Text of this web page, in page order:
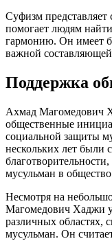
Суфизм
помогает людям
гармонию. Он имеет
важной
Поддержка
Ахмад Магомедович
общественные
социальной защиты
нескольких лет были
мусульман в
Несмотря на
Магомедович Хаджи
различных областях,
мусульман. Он